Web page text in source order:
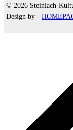
© 2026 Steinlach-
Design by -